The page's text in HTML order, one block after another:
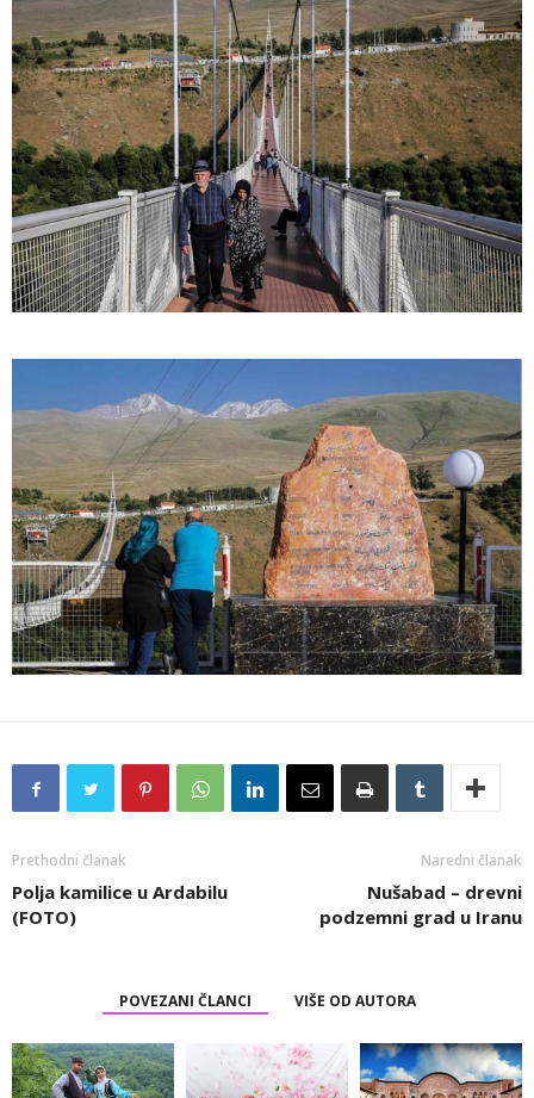
Prethodni članak
Polja kamilice u Ardabilu
(FOTO)
Naredni članak
Nušabad – drevni
podzemni grad u Iranu
POVEZANI ČLANCI VIŠE OD AUTORA